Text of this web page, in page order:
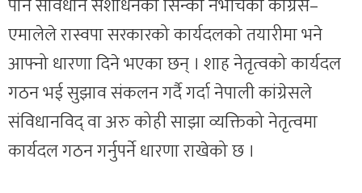
पनि संविधान संशोधनको सिन्को नभाँचेका कांग्रेस–
एमालेले रास्वपा सरकारको कार्यदलको तयारीमा भने
आफ्नो धारणा दिने भएका छन् । शाह नेतृत्वको कार्यदल
गठन भई सुझाव संकलन गर्दै गर्दा नेपाली कांग्रेसले
संविधानविद् वा अरु कोही साझा व्यक्तिको नेतृत्वमा
कार्यदल गठन गर्नुपर्ने धारणा राखेको छ ।